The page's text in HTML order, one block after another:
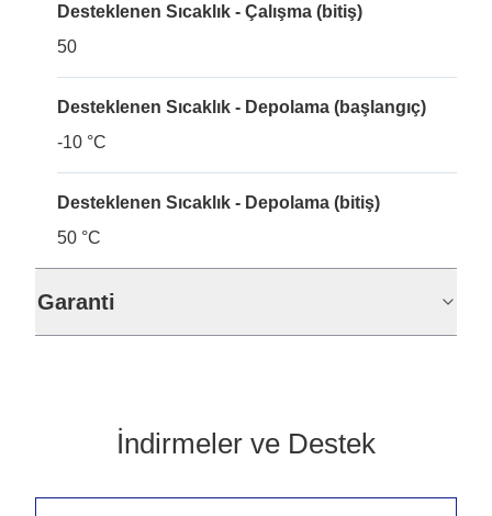
Desteklenen Sıcaklık - Çalışma (bitiş)
50
Desteklenen Sıcaklık - Depolama (başlangıç)
-10 °C
Desteklenen Sıcaklık - Depolama (bitiş)
50 °C
Garanti
İndirmeler ve Destek